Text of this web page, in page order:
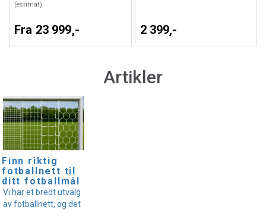
(estimat)
Fra 23 999,- 2 399,-
Artikler
Finn riktig
fotballnett til
ditt fotballmål
Vi har et bredt utvalg
av fotballnett, og det